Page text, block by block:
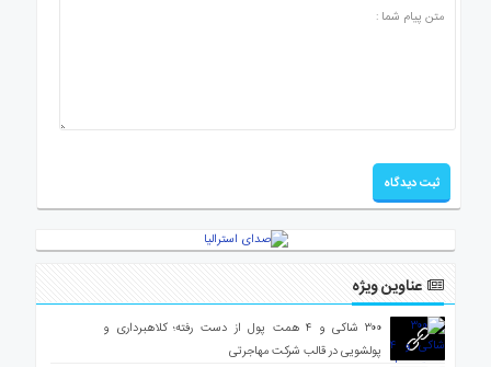
عناوین ویژه
۳۰۰ شاکی و ۴ همت پول از دست رفته؛ کلاهبرداری و
پولشویی در قالب شرکت مهاجرتی